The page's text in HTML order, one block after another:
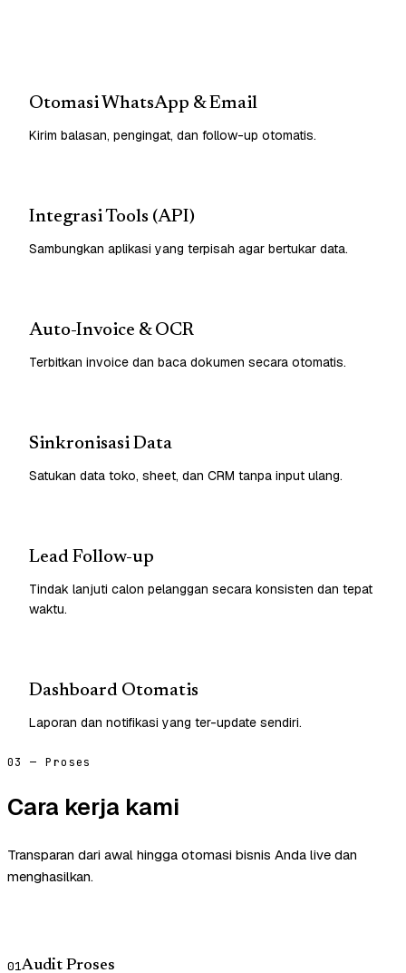
Otomasi WhatsApp & Email
Kirim balasan, pengingat, dan follow-up otomatis.
Integrasi Tools (API)
Sambungkan aplikasi yang terpisah agar bertukar data.
Auto-Invoice & OCR
Terbitkan invoice dan baca dokumen secara otomatis.
Sinkronisasi Data
Satukan data toko, sheet, dan CRM tanpa input ulang.
Lead Follow-up
Tindak lanjuti calon pelanggan secara konsisten dan tepat
waktu.
Dashboard Otomatis
Laporan dan notifikasi yang ter-update sendiri.
03 — Proses
Cara kerja kami
Transparan dari awal hingga otomasi bisnis Anda live dan
menghasilkan.
01Audit Proses